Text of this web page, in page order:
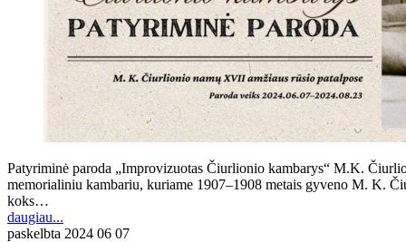
Patyriminė paroda „Improvizuotas Čiurlionio kambarys“ M.K.
memorialiniu kambariu, kuriame 1907–1908 metais gyveno M. K.
koks…
daugiau...
paskelbta 2024 06 07